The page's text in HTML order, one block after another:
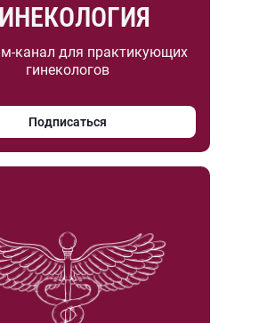
канал для практикующих
гинекологов
Подписаться